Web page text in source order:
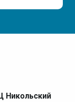
Никольский